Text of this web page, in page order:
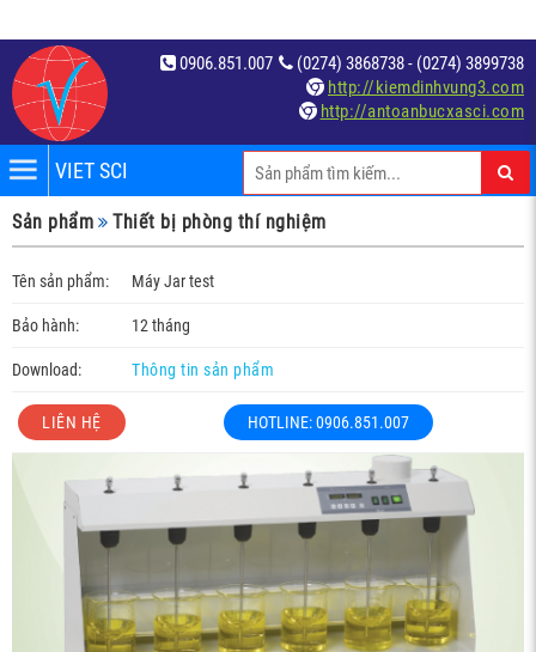
(0274) 3868738 - (0274) 3899738
0906.851.007
http://kiemdinhvung3.com
http://antoanbucxasci.com
VIET SCI
Sản phẩm Thiết bị phòng thí nghiệm
Tên sản phẩm: Máy Jar test
Bảo hành: 12 tháng
Download: Thông tin sản phẩm
LIÊN HỆ HOTLINE: 0906.851.007